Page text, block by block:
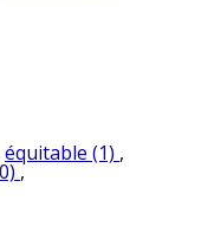
équitable (1) ,
,